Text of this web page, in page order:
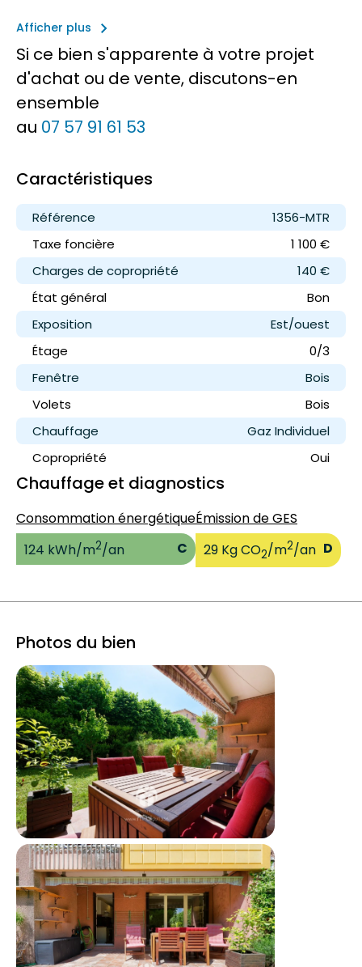
Afficher plus
keyboard_arrow_right
Si ce bien s'apparente à votre projet
d'achat ou de vente, discutons-en
ensemble
au 07 57 91 61 53
Caractéristiques
Référence
1356-MTR
Taxe foncière
1 100 €
Charges de copropriété
140 €
État général
Bon
Exposition
Est/ouest
Étage
0/3
Fenêtre
Bois
Volets
Bois
Chauffage
Gaz Individuel
Copropriété
Oui
Chauffage et diagnostics
Consommation énergétique
124 kWh/m2/an C
Émission de GES
29 Kg CO2/m2/an D
Photos du bien